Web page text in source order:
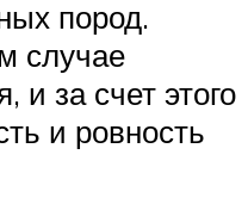
пород.
случае
и за счет этого
и ровность